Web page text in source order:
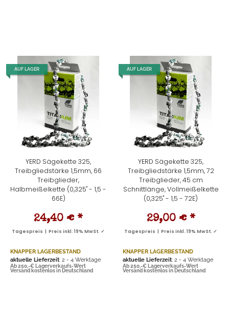
AUF LAGER
YERD Sägekette 325,
Treibgliedstärke 1,5mm, 66
Treibglieder,
Halbmeißelkette (0,325" - 1,5 -
66E)
24,40 € *
Tagespreis | Preis inkl. 19% MwSt. ✓
KNAPPER LAGERBESTAND
aktuelle Lieferzeit: 2 - 4 Werktage
Ab 250,-€ Lagerverkaufs-Wert
Versand kostenlos in Deutschland
AUF LAGER
YERD Sägekette 325,
Treibgliedstärke 1,5mm, 72
Treibglieder, 45 cm
Schnittlänge, Vollmeißelkette
(0,325" - 1,5 - 72E)
29,00 € *
Tagespreis | Preis inkl. 19% MwSt. ✓
KNAPPER LAGERBESTAND
aktuelle Lieferzeit: 2 - 4 Werktage
Ab 250,-€ Lagerverkaufs-Wert
Versand kostenlos in Deutschland